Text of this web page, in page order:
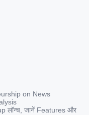
on News
लॉन्च, जानें Features और